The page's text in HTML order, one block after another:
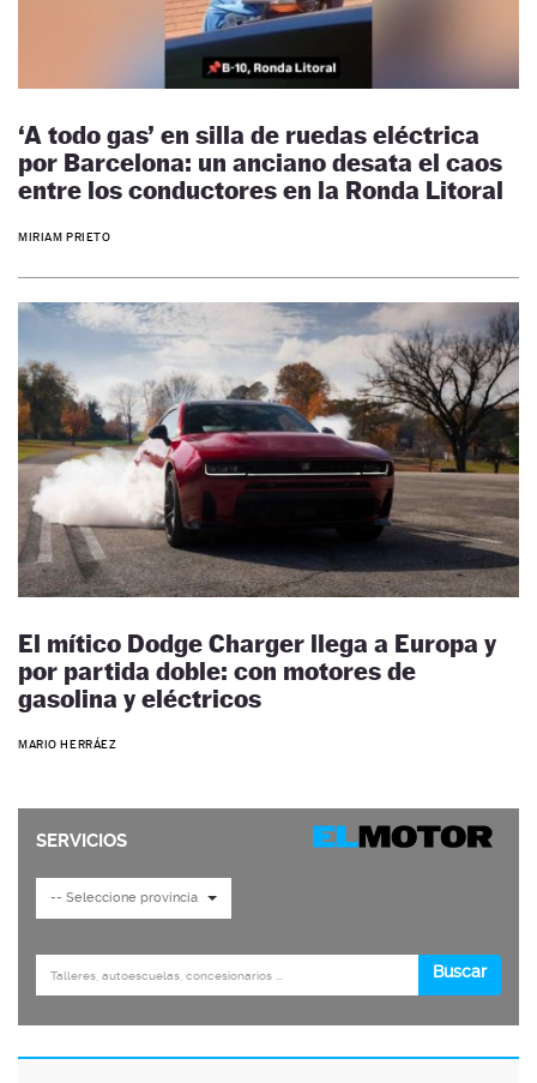
‘A todo gas’ en silla de ruedas eléctrica
por Barcelona: un anciano desata el caos
entre los conductores en la Ronda Litoral
MIRIAM PRIETO
El mítico Dodge Charger llega a Europa y
por partida doble: con motores de
gasolina y eléctricos
MARIO HERRÁEZ